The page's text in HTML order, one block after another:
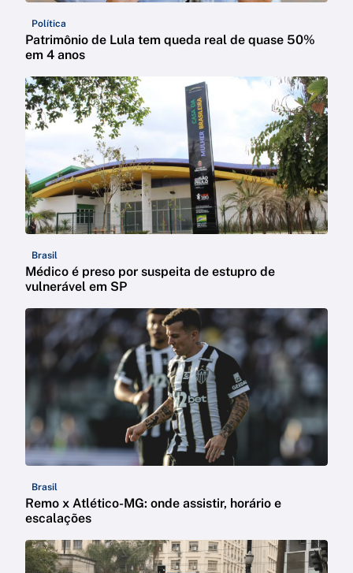
Política
Patrimônio de Lula tem queda real de quase 50%
em 4 anos
Brasil
Médico é preso por suspeita de estupro de
vulnerável em SP
Brasil
Remo x Atlético-MG: onde assistir, horário e
escalações